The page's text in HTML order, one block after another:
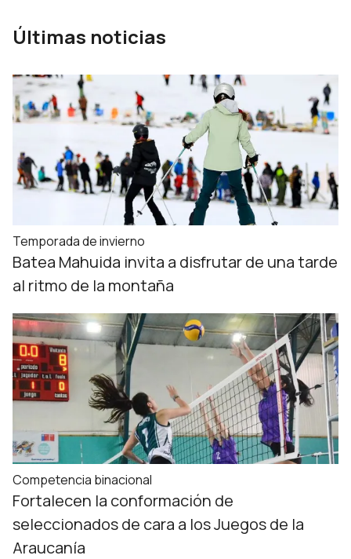
Últimas noticias
Temporada de invierno
Batea Mahuida invita a disfrutar de una tarde
al ritmo de la montaña
Competencia binacional
Fortalecen la conformación de
seleccionados de cara a los Juegos de la
Araucanía